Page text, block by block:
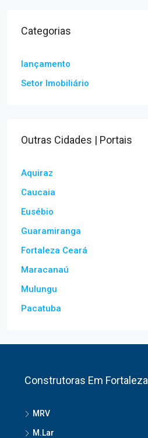
Categorias
lançamento
Setor Imobiliário
Outras Cidades | Portais
Aquiraz
Caucaia
Eusébio
Guaramiranga
Fortaleza Ceará
Maracanaú
Mulungu
Pacatuba
Construtoras Em Fortaleza
MRV
M.Lar